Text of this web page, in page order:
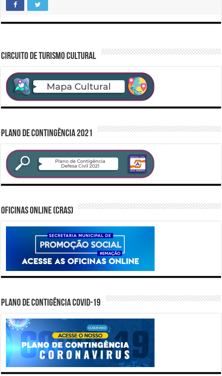
CIRCUITO DE TURISMO CULTURAL
PLANO DE CONTINGÊNCIA 2021
Oficinas Online (CRAS)
PLANO DE CONTIGÊNCIA COVID-19